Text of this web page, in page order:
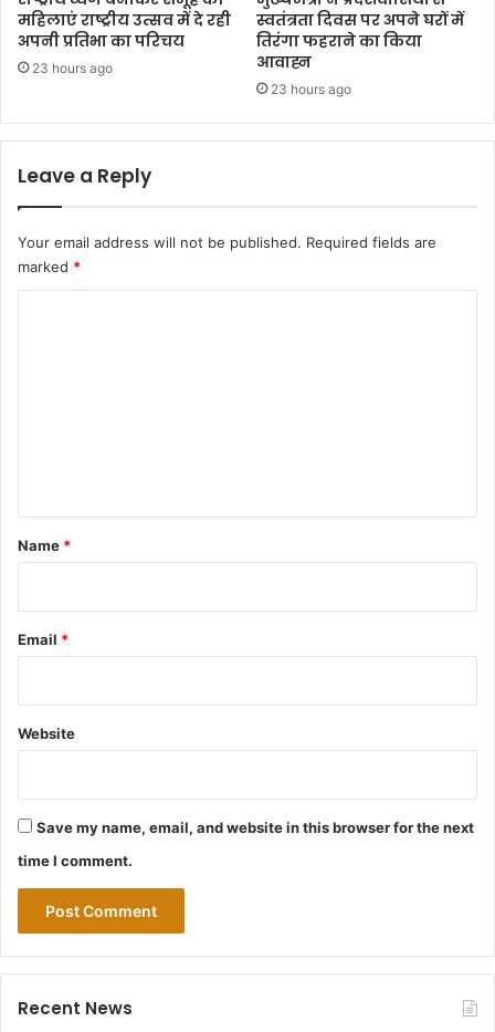
महिलाएं राष्ट्रीय उत्सव में दे रही
अपनी प्रतिभा का परिचय
23 hours ago
स्वतंत्रता दिवस पर अपने घरों में
तिरंगा फहराने का किया
आवाह्न
23 hours ago
Leave a Reply
Your email address will not be published. Required fields are
marked *
*
Name *
Email *
Website
Save my name, email, and website in this browser for the next
time I comment.
Recent News